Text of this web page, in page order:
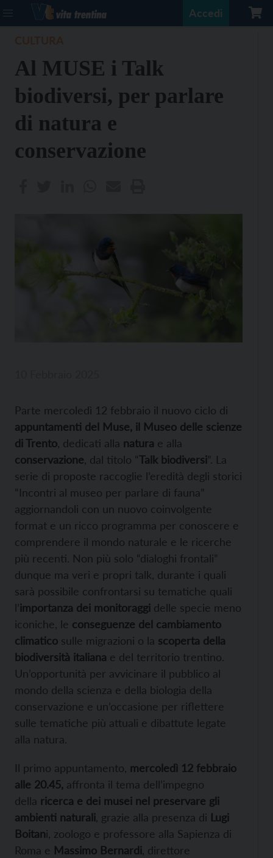
Accedi
Al MUSE i Talk
biodiversi, per parlare
di natura e
conservazione
Parte mercoledì 12 febbraio il nuovo ciclo di
appuntamenti del Muse, il Museo delle scienze
di Trento , dedicati alla natura e alla
conservazione , dal titolo “Talk biodiversi”. La
serie di proposte raccoglie l’eredità degli storici
“Incontri al museo per parlare di fauna”
aggiornandoli con un nuovo coinvolgente
format e un ricco programma per conoscere e
comprendere il mondo naturale e le ricerche
più recenti. Non più solo “dialoghi frontali”
dunque ma veri e propri talk, durante i quali
sarà possibile confrontarsi su tematiche quali
l’importanza dei monitoraggi delle specie meno
iconiche, le conseguenze del cambiamento
climatico sulle migrazioni o la scoperta della
biodiversità italiana e del territorio trentino.
Un’opportunità per avvicinare il pubblico al
mondo della scienza e della biologia della
conservazione e un’occasione per riflettere
sulle tematiche più attuali e dibattute legate
alla natura.
Il primo appuntamento, mercoledì 12 febbraio
alle 20.45, affronta il tema dell’impegno
della ricerca e dei musei nel preservare gli
ambienti naturali , grazie alla presenza di Lugi
Boitani, zoologo e professore alla Sapienza di
Roma e Massimo Bernardi , direttore